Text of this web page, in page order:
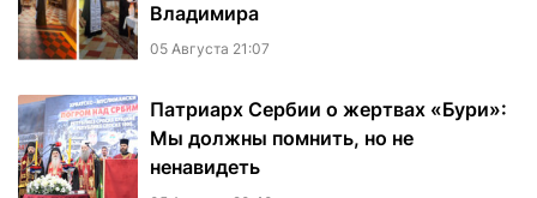
Владимира
05 Августа 21:07
Патриарх Сербии о жертвах «Бури»:
Мы должны помнить, но не
ненавидеть